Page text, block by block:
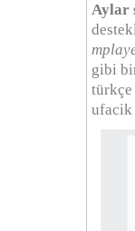
Aylar
gibi
türkçe
ufacik